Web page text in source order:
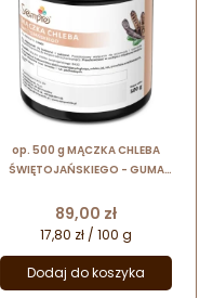
op. 500 g MĄCZKA CHLEBA
ŚWIĘTOJAŃSKIEGO - GUMA
- naturalny roślinny hydrokoloid
Cena
89,00 zł
17,80 zł / 100 g
Dodaj do koszyka